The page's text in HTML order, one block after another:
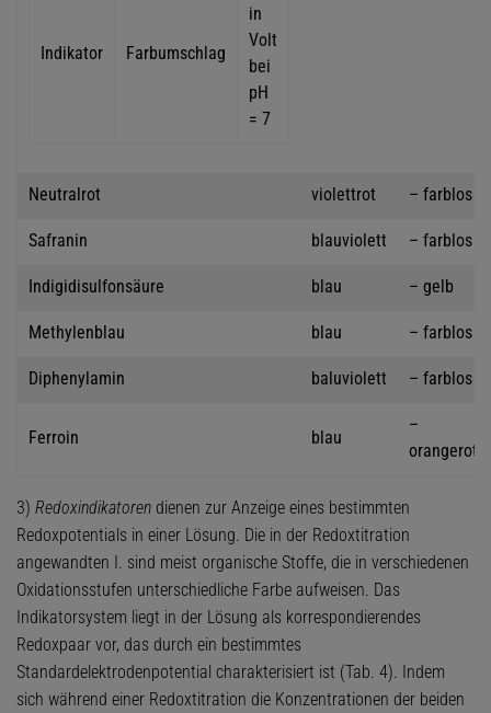
Indikator Farbumschlag
in
Volt
bei
pH
= 7
Neutralrot violettrot – farblos
Safranin blauviolett – farblos
Indigidisulfonsäure blau – gelb
Methylenblau blau – farblos
Diphenylamin baluviolett – farblos
Ferroin blau
–
orangerot
3) Redoxindikatoren dienen zur Anzeige eines bestimmten
Redoxpotentials in einer Lösung. Die in der Redoxtitration
angewandten I. sind meist organische Stoffe, die in verschiedenen
Oxidationsstufen unterschiedliche Farbe aufweisen. Das
Indikatorsystem liegt in der Lösung als korrespondierendes
Redoxpaar vor, das durch ein bestimmtes
Standardelektrodenpotential charakterisiert ist (Tab. 4). Indem
sich während einer Redoxtitration die Konzentrationen der beiden